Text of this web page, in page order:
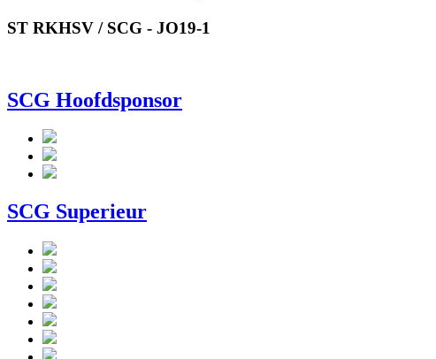
ST RKHSV / SCG - JO19-1
SCG Hoofdsponsor
SCG Superieur